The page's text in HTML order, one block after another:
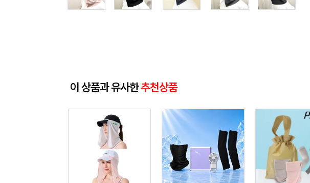
이 상품과 유사한추천상품